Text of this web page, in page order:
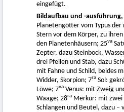
eingefügt.
Bildaufbau und -
Planetengötter vom Typus
Stern vor dem Körper, zu
den Planetenhäusern; 25va
Zepter, dazu Steinbock,
drei Pfeilen und Stab, dazu
mit Fahne und Schild, beides
Widder, Skorpion; 7ra Sol:
Löwe; 7va Venus: mit Zweig
Waage; 28ra Merkur: mit zwei
Schlangen und Beutel, dazu –